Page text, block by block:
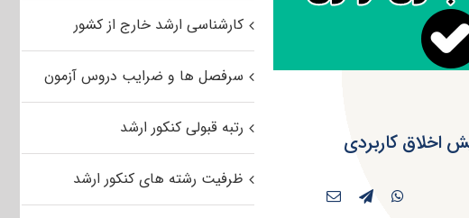
اخلاق کاربردی
کارشناسی ارشد خارج از کشور
سرفصل ها و ضرایب دروس آزمون
رتبه قبولی کنکور ارشد
ظرفیت رشته های کنکور ارشد